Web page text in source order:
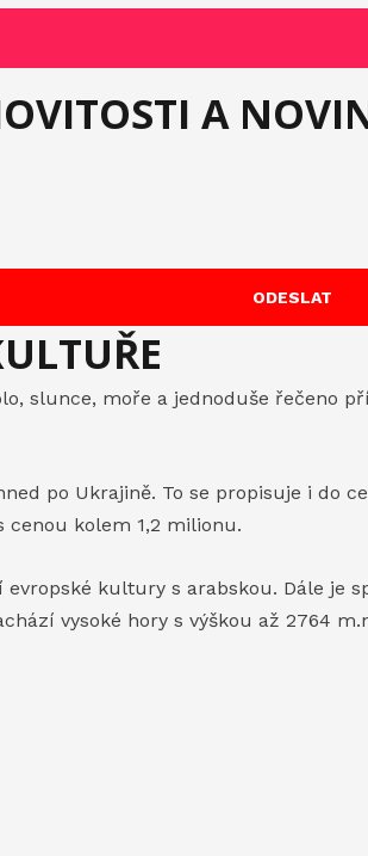
A
ODESLAT
slunce, moře a jednoduše řečeno
po Ukrajině. To se propisuje i do
kolem 1,2 milionu.
kultury s arabskou. Dále
vysoké hory s výškou až 2764